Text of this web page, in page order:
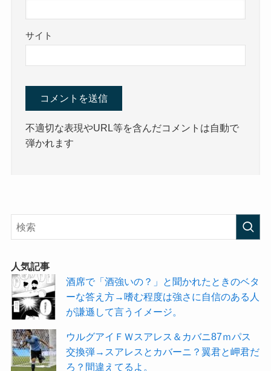
サイト
不適切な表現やURL等を含んだコメントは自動で
弾かれます
人気記事
酒席で「酒強いの？」と聞かれたときのベタ
ーな答え方→嗜む程度は強さに自信のある人
が謙遜して言うイメージ。
ウルグアイＦＷスアレス＆カバニ87ｍパス
交換弾→スアレスとカバーニ？翼君と岬君だ
ろ？間違えてるよ。